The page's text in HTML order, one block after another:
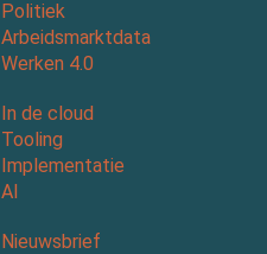
Politiek
Arbeidsmarktdata
Werken 4.0
In de cloud
Tooling
Implementatie
AI
Nieuwsbrief